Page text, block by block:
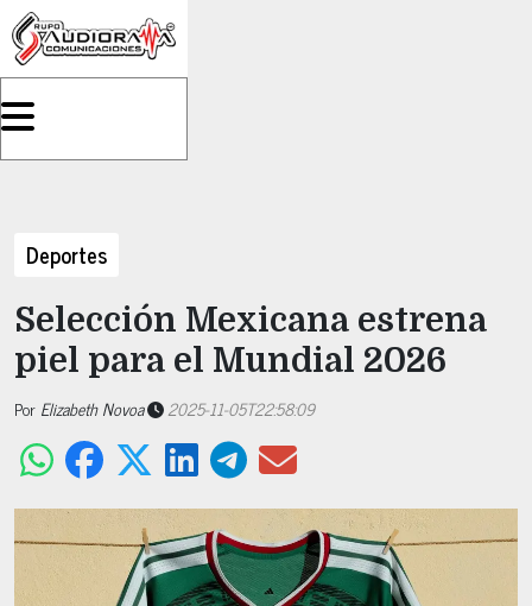
Deportes
Selección Mexicana estrena
piel para el Mundial 2026
Por Elizabeth Novoa 2025-11-05T22:58:09